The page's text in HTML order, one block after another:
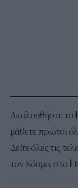
Ακολουθήστε το
μάθετε πρώτοι
Δείτε όλες τις
τον Κόσμο, στο